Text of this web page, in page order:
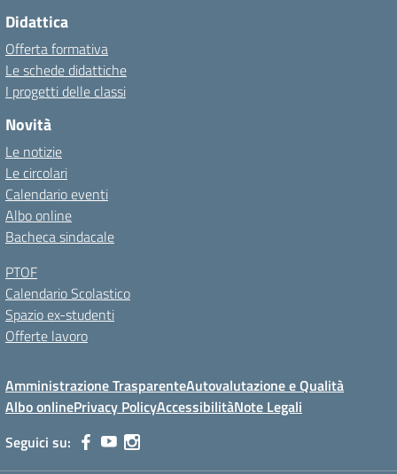
Didattica
Offerta formativa
Le schede didattiche
I progetti delle classi
Novità
Le notizie
Le circolari
Calendario eventi
Albo online
Bacheca sindacale
PTOF
Calendario Scolastico
Spazio ex-studenti
Offerte lavoro
Amministrazione TrasparenteAutovalutazione e Qualità
Albo onlinePrivacy PolicyAccessibilitàNote Legali
Seguici su: